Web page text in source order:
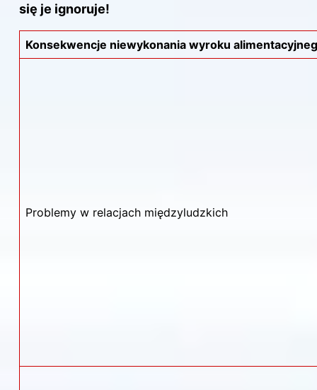
się je ignoruje!
Konsekwencje niewykonania wyroku
Problemy w relacjach międzyludzkich